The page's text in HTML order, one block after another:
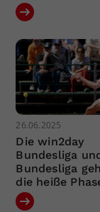
26.06.2025
Die win2day
Bundesliga
Bundesliga
die heiße